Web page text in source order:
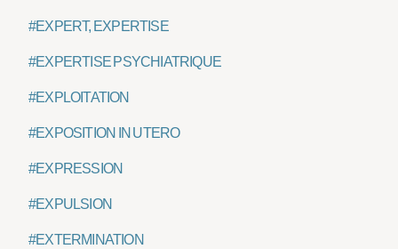
#EXPERT, EXPERTISE
#EXPERTISE PSYCHIATRIQUE
#EXPLOITATION
#EXPOSITION IN UTERO
#EXPRESSION
#EXPULSION
#EXTERMINATION